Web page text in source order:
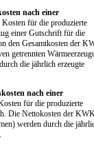
nach einer
Kosten für die produzierte
einer Gutschrift für die
den Gesamtkosten der
getrennten
die jährlich erzeugte
nach einer
für die produzierte
Die Nettokosten der
werden durch die